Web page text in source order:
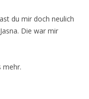
du mir doch neulich
Die war mir
mehr.